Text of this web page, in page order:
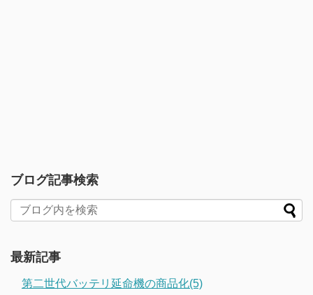
ブログ記事検索
最新記事
第二世代バッテリ延命機の商品化(5)